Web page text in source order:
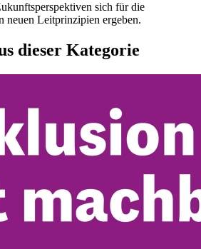
sich für die
neuen Leitprinzipien ergeben.
dieser Kategorie